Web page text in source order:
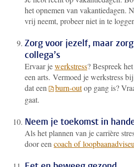
het opnemen van vakantiedagen.
vrij neemt, probeer niet in te
Zorg voor jezelf, maar
collega’s
Ervaar jewerkstress? Bespreek
een arts. Vermoed je werkstress
dat een
burn-outop gang is?
gaat.
Neem je toekomst in
Als het plannen van je carrière
door een coach of